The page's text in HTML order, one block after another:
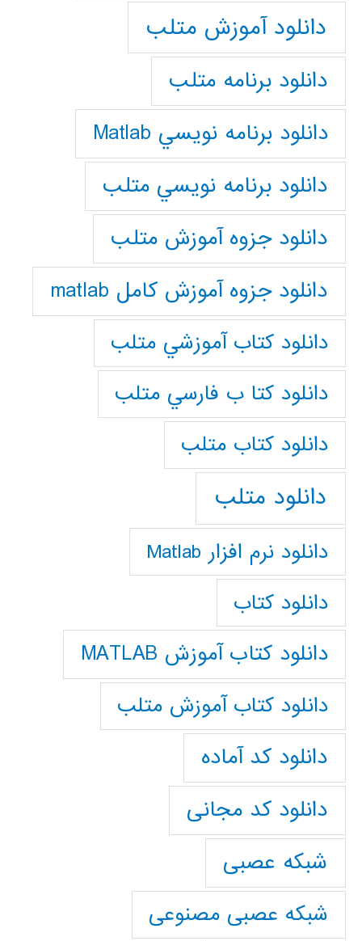
دانلود آموزش متلب
دانلود برنامه متلب
دانلود برنامه نويسي Matlab
دانلود برنامه نويسي متلب
دانلود جزوه آموزش متلب
دانلود جزوه آموزش کامل matlab
دانلود كتاب آموزشي متلب
دانلود كتا ب فارسي متلب
دانلود كتاب متلب
دانلود متلب
دانلود نرم افزار Matlab
دانلود کتاب
دانلود کتاب آموزش MATLAB
دانلود کتاب آموزش متلب
دانلود کد آماده
دانلود کد مجانی
شبکه عصبی
شبکه عصبی مصنوعی